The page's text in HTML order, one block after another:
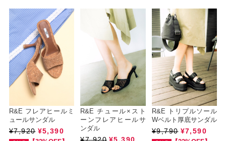
R&E フレアヒールミ
ュールサンダル
¥7,920 ¥5,390
R&E チュール×スト
ーンフレアヒールサ
ンダル
R&E トリプルソール
Wベルト厚底サンダル
¥9,790 ¥7,590